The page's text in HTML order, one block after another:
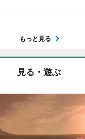
もっと見る
見る・遊ぶ